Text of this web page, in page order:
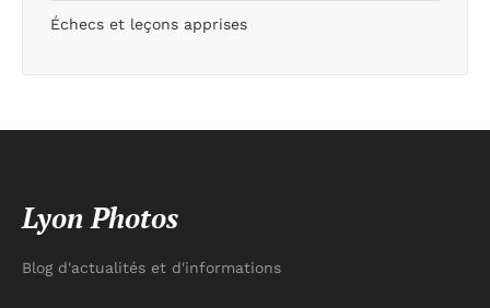
Échecs et leçons apprises
Lyon Photos
Blog d'actualités et d'informations